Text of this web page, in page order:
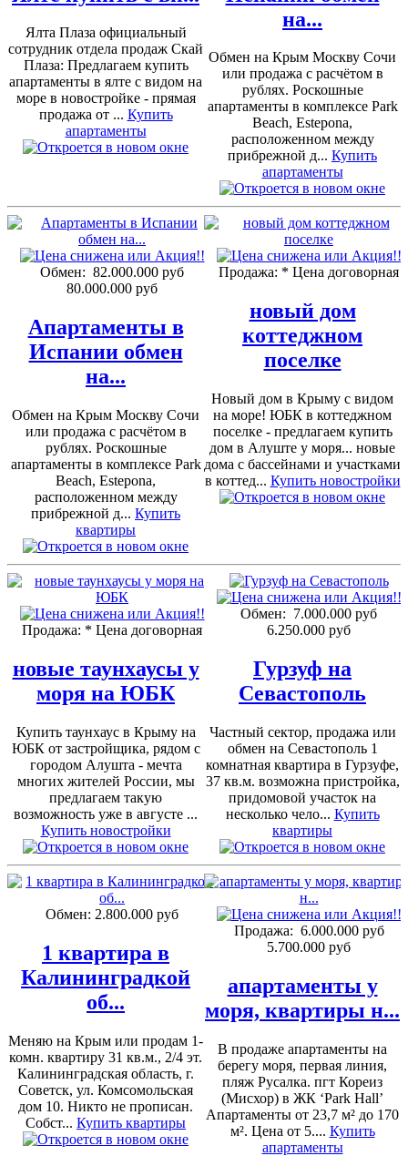
Ялта Плаза официальный
сотрудник отдела продаж Скай
Плаза: Предлагаем купить
апартаменты в ялте с видом на
море в новостройке - прямая
продажа от ... Купить
апартаменты
на...
Обмен на Крым Москву Сочи
или продажа с расчётом в
рублях. Роскошные
апартаменты в комплексе Park
Beach, Estepona,
расположенном между
прибрежной д... Купить
апартаменты
Обмен: 82.000.000 руб
80.000.000 руб
Апартаменты в
Испании обмен
на...
Обмен на Крым Москву Сочи
или продажа с расчётом в
рублях. Роскошные
апартаменты в комплексе Park
Beach, Estepona,
расположенном между
прибрежной д... Купить
квартиры
Продажа: * Цена договорная
новый дом
коттеджном
поселке
Новый дом в Крыму с видом
на море! ЮБК в коттеджном
поселке - предлагаем купить
дом в Алуште у моря... новые
дома с бассейнами и участками
в коттед... Купить новостройки
Продажа: * Цена договорная
новые таунхаусы у
моря на ЮБК
Купить таунхаус в Крыму на
ЮБК от застройщика, рядом с
городом Алушта - мечта
многих жителей России, мы
предлагаем такую
возможность уже в августе ...
Купить новостройки
Обмен: 7.000.000 руб
6.250.000 руб
Гурзуф на
Севастополь
Частный сектор, продажа или
обмен на Севастополь 1
комнатная квартира в Гурзуфе,
37 кв.м. возможна пристройка,
придомовой участок на
несколько чело... Купить
квартиры
Обмен: 2.800.000 руб
1 квартира в
Калининградкой
об...
Меняю на Крым или продам 1-
комн. квартиру 31 кв.м., 2/4 эт.
Калининградская область, г.
Советск, ул. Комсомольская
дом 10. Никто не прописан.
Собст... Купить квартиры
Продажа: 6.000.000 руб
5.700.000 руб
апартаменты у
моря, квартиры н...
В продаже апартаменты на
берегу моря, первая линия,
пляж Русалка. пгт Кореиз
(Мисхор) в ЖК ‘Park Hall’
Апартаменты от 23,7 м² до 170
м². Цена от 5.... Купить
апартаменты